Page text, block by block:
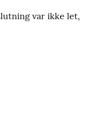
var ikke let,